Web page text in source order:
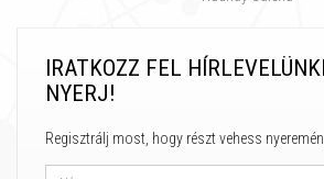
IRATKOZZ FEL
NYERJ!
Regisztrálj most, hogy részt vehess